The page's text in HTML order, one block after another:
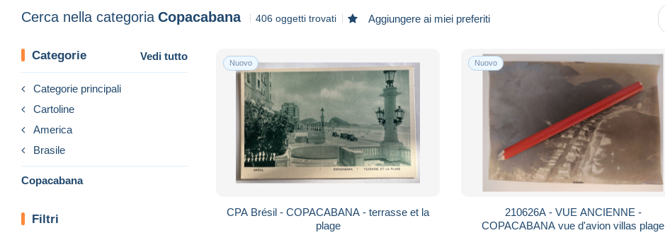
Cerca nella categoria Copacabana 406 oggetti trovati Aggiungere ai miei preferiti
Categorie Vedi tutto
Categorie principali
Cartoline
America
Brasile
Copacabana
Filtri
Nuovo
CPA Brésil - COPACABANA - terrasse et la
plage
Nuovo
210626A - VUE ANCIENNE -
COPACABANA vue d'avion villas plage